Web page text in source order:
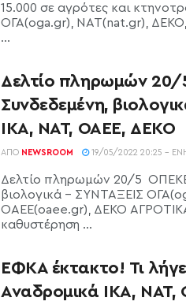
15.000 σε αγρότες και
ΟΓΑ(oga.gr), ΝΑΤ(nat.gr),
...
Δελτίο πληρωμών
Συνδεδεμένη,
ΙΚΑ, ΝΑΤ, ΟΑΕΕ, ΔΕΚΟ
ΑΠΌ NEWSROOM 19/05/2022 20:25 -
Δελτίο πληρωμών 20/5
βιολογικά - ΣΥΝΤΑΞΕΙΣ
ΟΑΕΕ(oaee.gr), ΔΕΚΟ
καθυστέρηση ...
ΕΦΚΑ έκτακτο! Τι
Αναδρομικά ΙΚΑ, ΝΑΤ,